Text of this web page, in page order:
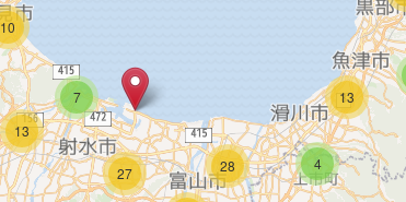
4
27
13
7
28
10
13